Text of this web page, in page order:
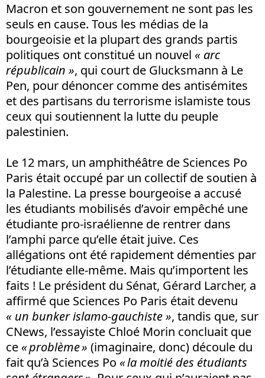
Macron et son gouvernement ne sont pas les
seuls en cause. Tous les médias de la
bourgeoisie et la plupart des grands partis
politiques ont constitué un nouvel « arc
républicain », qui court de Glucksmann à Le
Pen, pour dénoncer comme des antisémites
et des partisans du terrorisme islamiste tous
ceux qui soutiennent la lutte du peuple
palestinien.
Le 12 mars, un amphithéâtre de Sciences Po
Paris était occupé par un collectif de soutien à
la Palestine. La presse bourgeoise a accusé
les étudiants mobilisés d’avoir empêché une
étudiante pro-israélienne de rentrer dans
l’amphi parce qu’elle était juive. Ces
allégations ont été rapidement démenties par
l’étudiante elle-même. Mais qu’importent les
faits ! Le président du Sénat, Gérard Larcher, a
affirmé que Sciences Po Paris était devenu
« un bunker islamo-gauchiste », tandis que, sur
CNews, l’essayiste Chloé Morin concluait que
ce « problème » (imaginaire, donc) découle du
fait qu’à Sciences Po « la moitié des étudiants